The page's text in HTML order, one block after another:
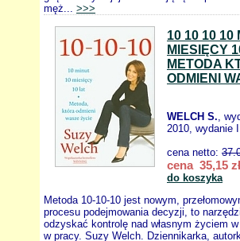
męż... >>>
10 10 10 10
MIESIĘCY
METODA
ODMIENI
WELCH S.,
2010, wydanie I
cena netto:
cena 35,15 zł
do koszyka
Metoda 10-10-10 jest nowym,
procesu podejmowania decyzji, to
odzyskać kontrolę nad własnym życiem
w pracy. Suzy Welch. Dziennikarka,